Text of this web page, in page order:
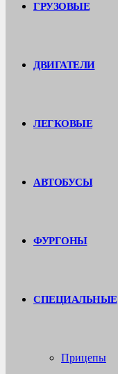
ГРУЗОВЫЕ
ДВИГАТЕЛИ
ЛЕГКОВЫЕ
АВТОБУСЫ
ФУРГОНЫ
СПЕЦИАЛЬНЫЕ
Прицепы